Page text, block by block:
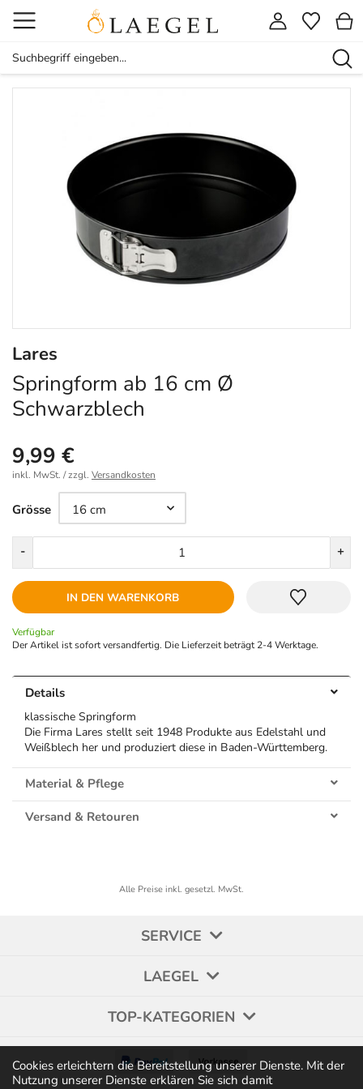
Cookies erleichtern die Bereitstellung unserer Dienste. Mit der
Nutzung unserer Dienste erklären Sie sich damit
Lares
Springform ab 16 cm Ø
Schwarzblech
9,99 €
inkl. MwSt. / zzgl. Versandkosten
Grösse
- +
IN DEN WARENKORB
Verfügbar
Der Artikel ist sofort versandfertig. Die Lieferzeit beträgt 2-4 Werktage.
Details
klassische Springform
Die Firma Lares stellt seit 1948 Produkte aus Edelstahl und
Weißblech her und produziert diese in Baden-Württemberg.
Material & Pflege
Versand & Retouren
Alle Preise inkl. gesetzl. MwSt.
SERVICE
LAEGEL
TOP-KATEGORIEN